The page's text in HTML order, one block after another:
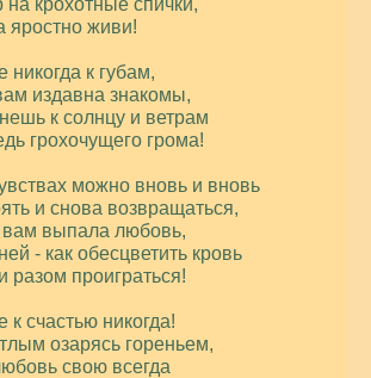
на крохотные спички,
яростно живи!
никогда к губам,
издавна знакомы,
к солнцу и ветрам
грохочущего грома!
можно вновь и вновь
и снова возвращаться,
вам выпала любовь,
- как обесцветить кровь
разом проиграться!
к счастью никогда!
озарясь гореньем,
свою всегда